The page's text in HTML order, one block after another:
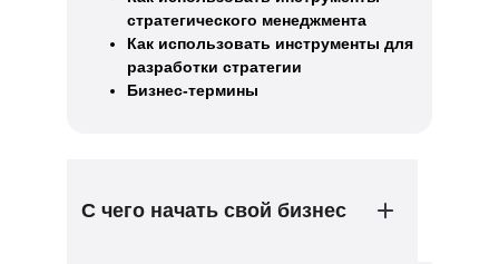
стратегического менеджмента
Как использовать инструменты для
разработки стратегии
Бизнес-термины
С чего начать свой бизнес